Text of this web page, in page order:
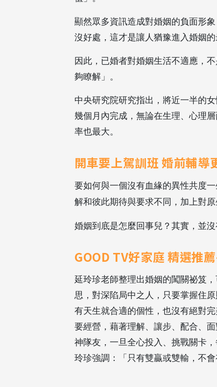
顯然眾多資訊造成對婚姻的負面形
沒好處，這才是讓人猶豫進入婚姻的
因此，已婚者對婚姻生活不適應，
夠瞭解」。
中央研究院研究指出，將近一半的
幾個月內完成，無論在生理、心理
率也最大。
開車要上駕訓班 婚前輔導
要如何與一個沒有血緣的異性共度
解和彼此期待與要求不同，加上對
婚姻到底是怎麼回事兒？其實，並
GOOD TV好家庭 精選推
延玲珍老師整理出婚姻的闖關祕笈
思，對深陷局中之人，只要掌握住
有天生就合適的個性，也沒有絕對
要經營，藉著理解、讓步、配合、
神隊友，一旦全心投入、挑戰關卡
玲珍強調：「只有雙贏或雙輸，不會